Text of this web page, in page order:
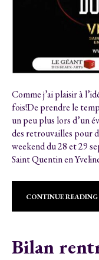
Comme j’ai plaisir à
fois!De prendre le
un peu plus lors d’un
des retrouvailles pour
weekend du 28 et 29
Saint Quentin en
CONTINUE READING
Bilan